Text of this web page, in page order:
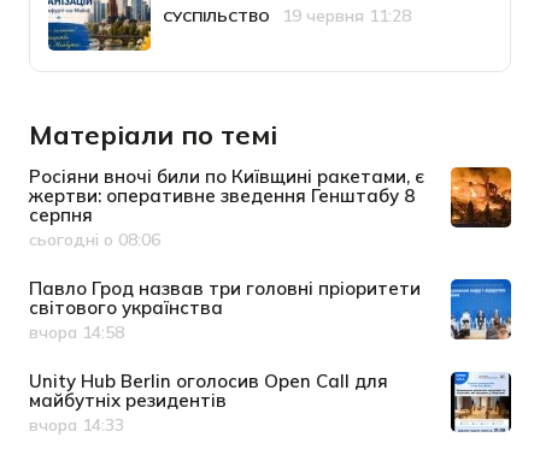
Категорія
СУСПІЛЬСТВО
Дата публікації19 червня 11:28
Матеріали по темі
Росіяни вночі били по Київщині ракетами, є
жертви: оперативне зведення Генштабу 8
серпня
Дата публікації
сьогодні о 08:06
Павло Грод назвав три головні пріоритети
світового українства
Дата публікації
вчора 14:58
Unity Hub Berlin оголосив Open Call для
майбутніх резидентів
Дата публікації
вчора 14:33